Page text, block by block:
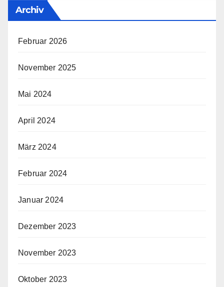
Archiv
Februar 2026
November 2025
Mai 2024
April 2024
März 2024
Februar 2024
Januar 2024
Dezember 2023
November 2023
Oktober 2023